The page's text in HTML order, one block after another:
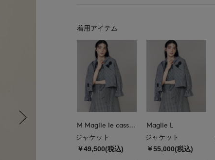
着用アイテム
M Maglie le cassetto
ジャケット
￥49,500(税込)
Maglie L
ジャケット
￥55,000(税込)